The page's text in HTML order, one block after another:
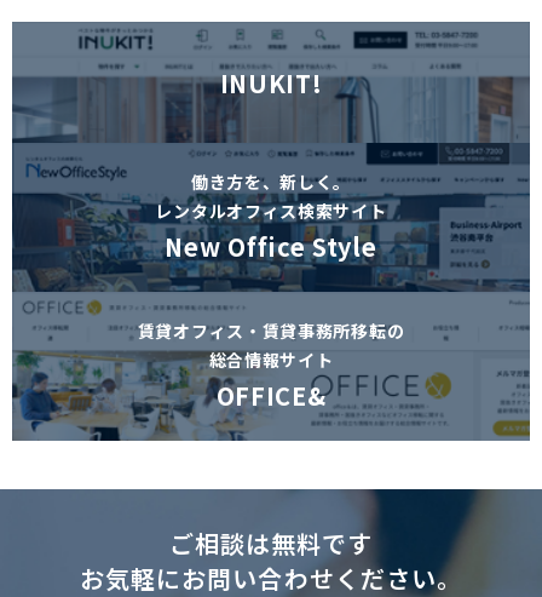
INUKIT!
働き方を、新しく。
レンタルオフィス検索サイト
New Office Style
賃貸オフィス・賃貸事務所移転の
総合情報サイト
OFFICE&
ご相談は無料です
お気軽にお問い合わせください。